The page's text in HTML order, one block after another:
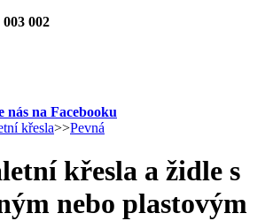
003 002
nás na Facebooku
křesla>>Pevná
křesla a židle s
nebo plastovým